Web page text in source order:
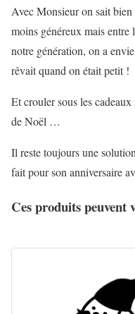
Avec Monsieur on sait
moins généreux mais
notre génération, on a
rêvait quand on était petit !
Et crouler sous les
de Noël …
Il reste toujours une
fait pour son anniversaire
Ces produits peuvent